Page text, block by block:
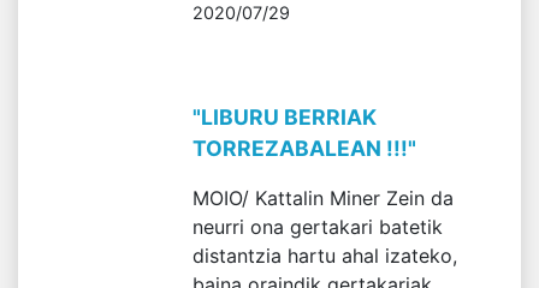
2020/07/29
"LIBURU BERRIAK
TORREZABALEAN !!!"
MOIO/ Kattalin Miner Zein da
neurri ona gertakari batetik
distantzia hartu ahal izateko,